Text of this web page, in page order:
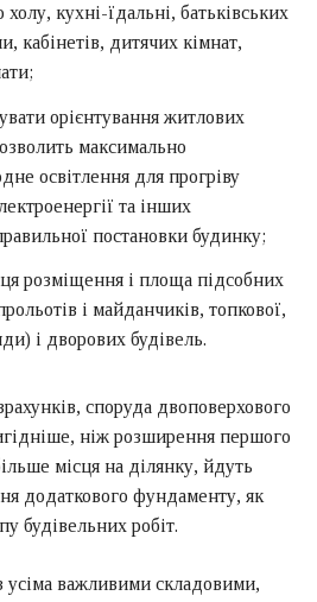
кухні-їдальні, батьківських
кабінетів, дитячих кімнат,
орієнтування житлових
максимально
освітлення для прогріву
та інших
постановки будинку;
розміщення і площа підсобних
і майданчиків, топкової,
і дворових будівель.
споруда двоповерхового
ніж розширення першого
місця на ділянку, йдуть
додаткового фундаменту, як
будівельних робіт.
усіма важливими складовими,